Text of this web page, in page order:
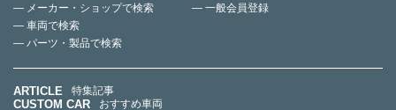
— メーカー・ショップで検索
— 車両で検索
— パーツ・製品で検索
— 一般会員登録
ARTICLE 特集記事
CUSTOM CAR おすすめ車両